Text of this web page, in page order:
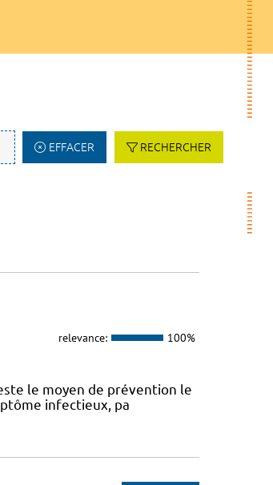
EFFACER RECHERCHER
relevance: 100%
le moyen de prévention le
infectieux, pa